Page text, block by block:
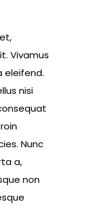
Vivamus
eleifend.
nisi
Nunc
a,
non